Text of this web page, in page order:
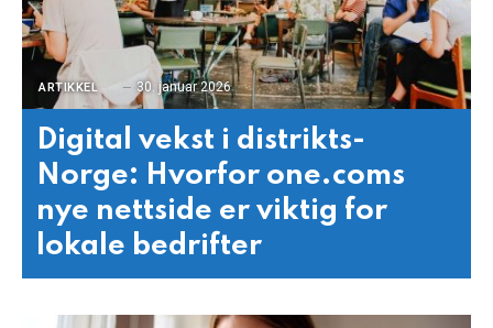
ARTIKKEL 30. januar 2026
Digital vekst i distrikts-
Norge: Hvorfor one.coms
nye nettside er viktig for
lokale bedrifter